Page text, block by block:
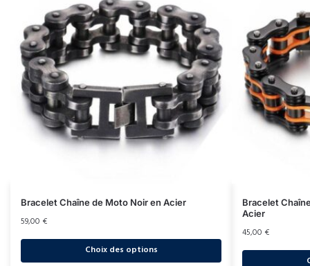
Bracelet Chaîne de Moto Noir en Acier
59,00 €
Choix des options
Bracelet
Acier
45,00 €